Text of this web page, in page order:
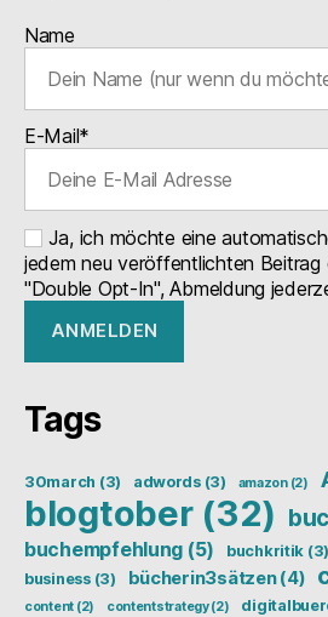
Name
E-Mail*
Ja, ich möchte eine
jedem neu veröffentlichten Beitrag
"Double Opt-In", Abmeldung
Tags
30march (3) adwords(3) amazon(2)
blogtober(32)
buchempfehlung (5) buchkritik (3)
business(3) bücherin3sätzen(4)
content (2) contentstrategy(2)